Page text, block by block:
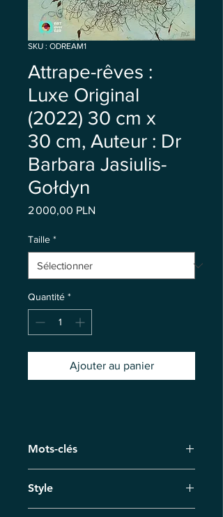
SKU : ODREAM1
Attrape-rêves :
Luxe Original
(2022) 30 cm x
30 cm, Auteur : Dr
Barbara Jasiulis-
Gołdyn
2 000,00 PLN
Taille *
Quantité *
Ajouter au panier
Mots-clés
Trace, Au-delà du temps
Style